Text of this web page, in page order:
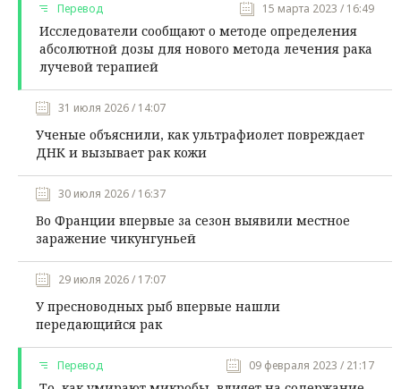
Перевод 15 марта 2023 / 16:49
Исследователи сообщают о методе определения
абсолютной дозы для нового метода лечения рака
лучевой терапией
31 июля 2026 / 14:07
Ученые объяснили, как ультрафиолет повреждает
ДНК и вызывает рак кожи
30 июля 2026 / 16:37
Во Франции впервые за сезон выявили местное
заражение чикунгуньей
29 июля 2026 / 17:07
У пресноводных рыб впервые нашли
передающийся рак
Перевод 09 февраля 2023 / 21:17